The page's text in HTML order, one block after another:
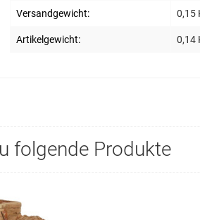
Versandgewicht: 0,15
Artikelgewicht: 0,14
folgende Produkte